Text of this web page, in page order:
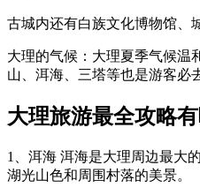
古城内还有白族文化博物馆、
大理的气候：大理夏季气候温
山、洱海、三塔等也是游客必
大理旅游最全攻略
1、洱海 洱海是大理周边最大
湖光山色和周围村落的美景。